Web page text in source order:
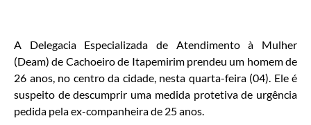
A Delegacia Especializada de Atendimento à Mulher
(Deam) de Cachoeiro de Itapemirim prendeu um homem de
26 anos, no centro da cidade, nesta quarta-feira (04). Ele é
suspeito de descumprir uma medida protetiva de urgência
pedida pela ex-companheira de 25 anos.